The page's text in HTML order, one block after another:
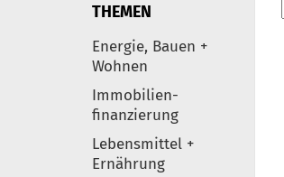
Elemente
THEMEN
Energie, Bauen +
Wohnen
Immobilien-
finanzierung
Lebensmittel +
Ernährung